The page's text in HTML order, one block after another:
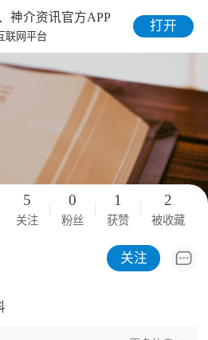
神介资讯官方APP
联网平台
打开
5
关注
0
粉丝
1
获赞
2
被收藏
关注